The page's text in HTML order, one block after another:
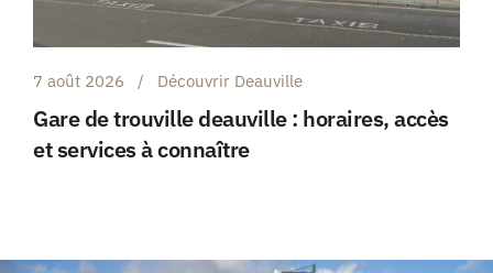
6 août 2026 Découvrir la Normandie
Gonneville en auge : comment organiser
une visite authentique en normandie ?